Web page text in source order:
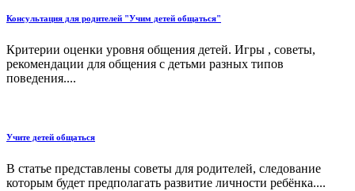
Консультация для родителей "Учим детей общаться"
Критерии оценки уровня общения детей. Игры , советы,
рекомендации для общения с детьми разных типов
поведения....
Учите детей общаться
В статье представлены советы для родителей, следование
которым будет предполагать развитие личности ребёнка....